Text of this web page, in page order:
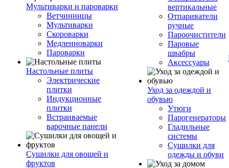
Мультиварки и пароварки
Ветчинницы
Мультиварки
Скороварки
Медленноварки
Пароварки
Настольные плиты
Электрические
плитки
Индукционные
плитки
Встраиваемые
варочные панели
Сушилки для овощей и
фруктов
вертикальные
Отпариватели
ручные
Пароочистители
Паровые
швабры
Аксессуары
Уход за одеждой и
обувью
Утюги
Парогенераторы
Гладильные
системы
Сушилки для
одежды и обуви